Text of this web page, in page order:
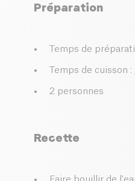
Préparation
Temps de
Temps de cuisson :
2 personnes
Recette